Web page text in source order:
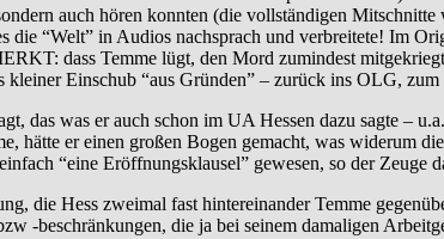
auch hören konnten (die vollständigen
“Welt” in Audios nachsprach und verbreitete! Im
dass Temme lügt, den Mord zumindest
Einschub “aus Gründen” – zurück ins OLG, zum
das was er auch schon im UA Hessen dazu sagte –
hätte er einen großen Bogen gemacht, was widerum
“eine Eröffnungsklausel” gewesen, so der Zeuge
die Hess zweimal fast hintereinander Temme
-beschränkungen, die ja bei seinem damaligen